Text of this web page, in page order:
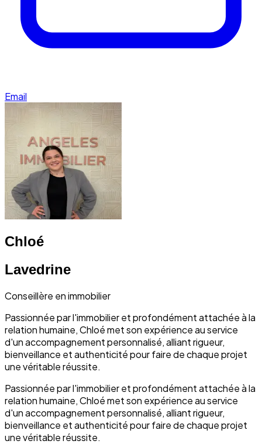
Email
Chloé
Lavedrine
Conseillère en immobilier
Passionnée par l'immobilier et profondément attachée à la
relation humaine, Chloé met son expérience au service
d'un accompagnement personnalisé, alliant rigueur,
bienveillance et authenticité pour faire de chaque projet
une véritable réussite.
Passionnée par l'immobilier et profondément attachée à la
relation humaine, Chloé met son expérience au service
d'un accompagnement personnalisé, alliant rigueur,
bienveillance et authenticité pour faire de chaque projet
une véritable réussite.